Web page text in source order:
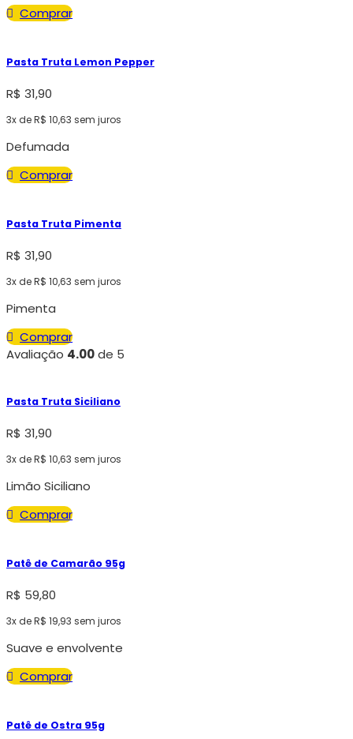
Comprar
Pasta Truta Lemon Pepper
R$ 31,90
3x deR$ 10,63 sem juros
Defumada
Comprar
Pasta Truta Pimenta
R$ 31,90
3x deR$ 10,63 sem juros
Pimenta
Comprar
Avaliação 4.00de 5
Pasta Truta Siciliano
R$ 31,90
3x deR$ 10,63 sem juros
Limão Siciliano
Comprar
Patê de Camarão 95g
R$ 59,80
3x deR$ 19,93 sem juros
Suave e envolvente
Comprar
Patê de Ostra 95g